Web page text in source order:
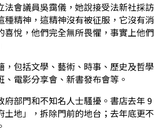
會議員吳靄儀，她說接受法新社採訪
精神，這精神沒有被征服，它沒有消
悅，他們完全無所畏懼，事實上他們
包括文學、藝術、時事、歷史及哲學
電影分享會、新書發布會等。
部門和不知名人士騷擾。書店去年 9
地」，拆除門前的地台；去年底更不